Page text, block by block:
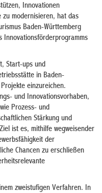
Innovationen
modernisieren, hat das
Baden-Württemberg
Innovationsförderprogramms
Start-ups und
in Baden-
einzureichen.
und Innovationsvorhaben,
Prozess- und
Stärkung und
ist es, mithilfe wegweisender
der
Chancen zu erschließen
zweistufigen Verfahren. In